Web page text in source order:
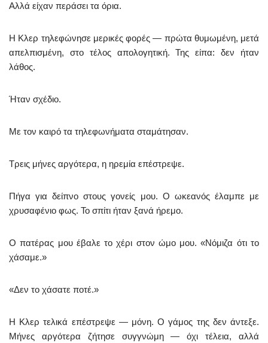
Αλλά είχαν περάσει τα όρια.
Η Κλερ τηλεφώνησε μερικές φορές — πρώτα θυμωμένη, μετά
απελπισμένη, στο τέλος απολογητική. Της είπα: δεν ήταν
λάθος.
Ήταν σχέδιο.
Με τον καιρό τα τηλεφωνήματα σταμάτησαν.
Τρεις μήνες αργότερα, η ηρεμία επέστρεψε.
Πήγα για δείπνο στους γονείς μου. Ο ωκεανός έλαμπε με
χρυσαφένιο φως. Το σπίτι ήταν ξανά ήρεμο.
Ο πατέρας μου έβαλε το χέρι στον ώμο μου. «Νόμιζα ότι το
χάσαμε.»
«Δεν το χάσατε ποτέ.»
Η Κλερ τελικά επέστρεψε — μόνη. Ο γάμος της δεν άντεξε.
Μήνες αργότερα ζήτησε συγγνώμη — όχι τέλεια, αλλά